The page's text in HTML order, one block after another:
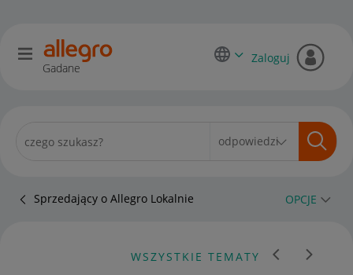
Gadane
Zaloguj
Sprzedający o Allegro Lokalnie OPCJE
WSZYSTKIE TEMATY